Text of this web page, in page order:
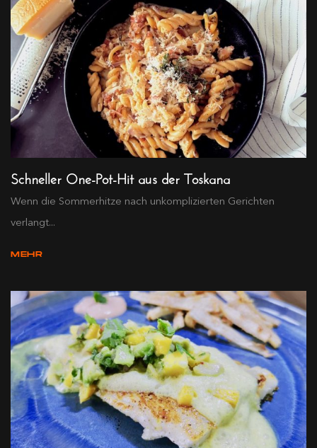
Schneller One-Pot-Hit aus der Toskana
Wenn die Sommerhitze nach unkomplizierten Gerichten
verlangt...
MEHR